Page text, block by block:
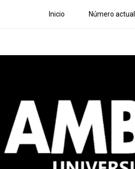
Inicio Número actual